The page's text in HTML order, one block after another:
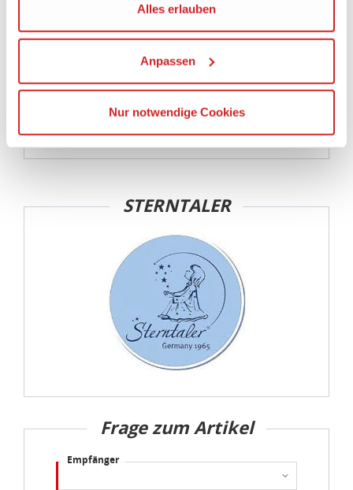
Wir verwenden den Google Tag Manager um weitere
Dienste einzubinden.
Wenn Sie auf „Alles erlauben“, klicken, werden ein Teil
Ihrer personenbezogener Daten in die USA übertragen.
Die USA ist ein Drittland, dass nicht von einem
Kommission erfasst wird, und daher kein angemessenes
die Verwendung von Standarddatenschutzklauseln in
Verbindung mit zusätzlichen Maßnahmen zur Sicherung
eines angemessenen Schutzniveaus, garantieren wir,
dass die Datenschutzvorgaben der EU auch bei der
Verarbeitung von Daten in den USA eingehalten werden.
Sie können die Cookie-Einwilligung jederzeit links unten
auf Ihrem Bildschirm anpassen und damit widerrufen.
idee+spiel Betriebs-GmbH
Alles erlauben
Anpassen
Nur notwendige Cookies
Angaben zur Produktsicherheit:
Sterntaler GmbH, Werkstraße 6-8, 65599
Dornburg-Dorndor, Deutschland,
https://www.sterntaler.com,
service@sterntaler.com
STERNTALER
Frage zum Artikel
Empfänger